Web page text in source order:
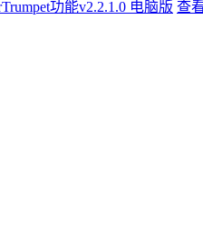
功能v2.2.1.0 电脑版 查